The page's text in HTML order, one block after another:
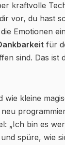
kraftvolle
vor, du hast
Emotionen
für
sind. Das ist
wie kleine
„Ich bin es
spüre, wie